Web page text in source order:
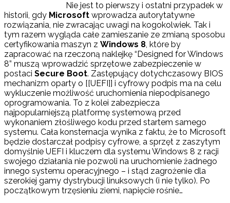
Nie jest to pierwszy i ostatni przypadek w
historii, gdy Microsoft wprowadza autorytatywne
rozwiązania, nie zwracając uwagi na kogokolwiek. Tak i
tym razem wygląda całe zamieszanie ze zmianą sposobu
certyfikowania maszyn z Windows 8, które by
zapracować na rzeczoną naklejkę “Designed for Windows
8” muszą wprowadzić sprzętowe zabezpieczenie w
postaci Secure Boot. Zastępujący dotychczasowy BIOS
mechanizm oparty o [[UEFI]] i cyfrowy podpis ma na celu
wykluczenie możliwość uruchomienia niepodpisanego
oprogramowania. To z kolei zabezpiecza
najpopularniejszą platformę systemową przed
wykonaniem złośliwego kodu przed startem samego
systemu. Cała konsternacja wynika z faktu, że to Microsoft
będzie dostarczał podpisy cyfrowe, a sprzęt z zaszytym
domyślnie UEFI i kluczem dla systemu Windows 8 z racji
swojego działania nie pozwoli na uruchomienie żadnego
innego systemu operacyjnego – i stąd zagrożenie dla
szerokiej gamy dystrybucji linuksowych (i nie tylko). Po
początkowym trzęsieniu ziemi, napięcie rośnie…